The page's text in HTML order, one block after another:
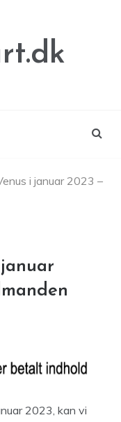
i januar 2023 –
2023, kan vi